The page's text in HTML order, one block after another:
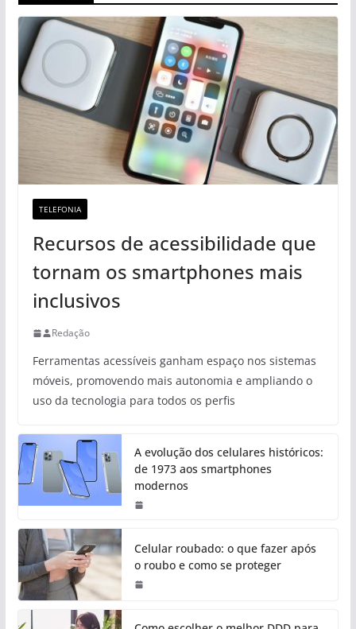
TELEFONIA
Recursos de acessibilidade que
tornam os smartphones mais
inclusivos
Redação
Ferramentas acessíveis ganham espaço nos sistemas
móveis, promovendo mais autonomia e ampliando o
uso da tecnologia para todos os perfis
A evolução dos celulares históricos:
de 1973 aos smartphones
modernos
Celular roubado: o que fazer após
o roubo e como se proteger